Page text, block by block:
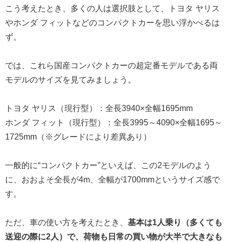
こう考えたとき、多くの人は選択肢として、トヨタ ヤリス
やホンダ フィットなどのコンパクトカーを思い浮かべるは
ず。
では、これら国産コンパクトカーの超定番モデルである両
モデルのサイズを見てみましょう。
トヨタ ヤリス（現行型）：全長3940×全幅1695mm
ホンダ フィット（現行型）：全長3995～4090×全幅1695～
1725mm（※グレードにより差異あり）
一般的に“コンパクトカー”といえば、この2モデルのよう
に、おおよそ全長が4m、全幅が1700mmというサイズ感で
す。
ただ、車の使い方を考えたとき、 基本は1人乗り（多くても
送迎の際に2人）で、荷物も日常の買い物が大半で大きなも